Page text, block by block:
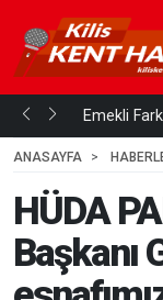
mi... Emekli
ANASAYFA
HÜDA
Başkanı